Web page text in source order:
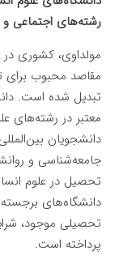
رشته‌های اجتماعی و
مولداوی، کشوری در
مقاصد محبوب
تبدیل شده است.
معتبر در رشته‌های
دانشجویان
جامعه‌شناسی و
تحصیل در علوم
دانشگاه‌های
تحصیلی موجود،
پرداخته است.